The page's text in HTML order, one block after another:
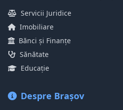
Servicii Juridice
Imobiliare
Bănci și Finanțe
Sănătate
Educație
Despre Brașov